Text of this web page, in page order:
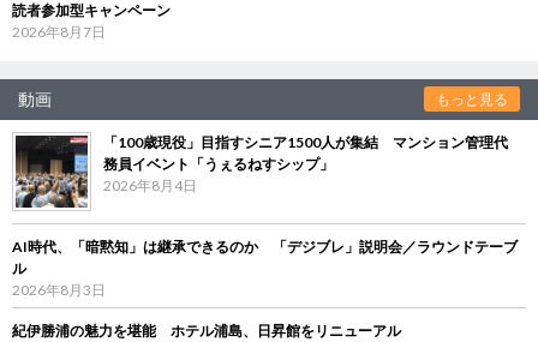
読者参加型キャンペーン
2026年8月7日
動画 もっと見る
「100歳現役」目指すシニア1500人が集結 マンション管理代
務員イベント「うぇるねすシップ」
2026年8月4日
AI時代、「暗黙知」は継承できるのか 「デジブレ」説明会／ラウンドテーブ
ル
2026年8月3日
紀伊勝浦の魅力を堪能 ホテル浦島、日昇館をリニューアル